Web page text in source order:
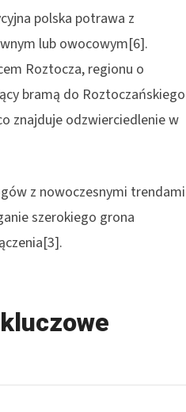
polska potrawa z
lub owocowym[6].
Roztocza, regionu o
bramą do Roztoczańskiego
znajduje odzwierciedlenie w
z nowoczesnymi trendami
szerokiego grona